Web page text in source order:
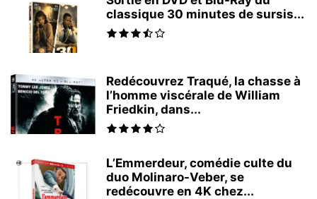
classique 30 minutes de sursis...
Redécouvrez Traqué, la chasse à
l’homme viscérale de William
Friedkin, dans...
L’Emmerdeur, comédie culte du
duo Molinaro-Veber, se
redécouvre en 4K chez...